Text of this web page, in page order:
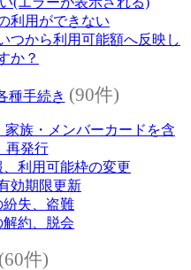
利用ができない
つから利用可能額へ反映し
か？
種手続き (90件)
家族・メンバーカードを含
再発行
利用可能枠の変更
効期限更新
紛失、盗難
解約、脱会
(60件)